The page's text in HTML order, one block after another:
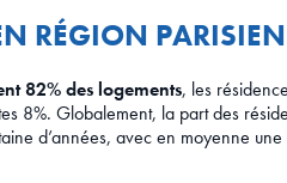
RÉGION
82% des logements, les
8%. Globalement, la part des
d’années, avec en moyenne